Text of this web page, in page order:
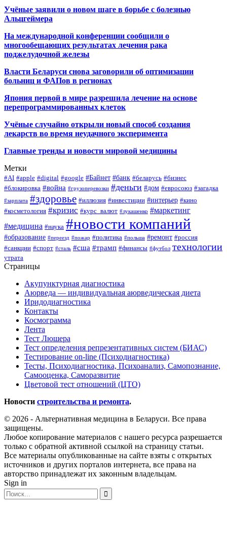
Учёные заявили о новом шаге в борьбе с болезнью
Альцгеймера
На международной конференции сообщили о
многообещающих результатах лечения рака
поджелудочной железы
Власти Беларуси снова заговорили об оптимизации
больниц и ФАПов в регионах
Япония первой в мире разрешила лечение на основе
перепрограммированных клеток
Учёные случайно открыли новый способ создания
лекарств во время неудачного эксперимента
Главные тренды и новости мировой медицины
Метки
#AI #apple #digital #google #Байнет #банк #беларусь #бизнес
#блокировка #война #грузоперевозки #деньги #дом #евросоюз #загадка
#зарплата #здоровье #иллюзия #инвестиции #интерьер #кино
#косметология #кризис #курс_валют #лукашенко #маркетинг
#медицина #наука #новости компаний
#образование #переезд #пожар #политика #польша #ремонт #россия
#санкции #спорт #сталь #сша #трамп #финансы #футбол технологии
утрата
Страницы
Акупунктурная диагностика
Аюрведа — индивидуальная аюрведическая диета
Иридодиагностика
Контакты
Космограмма
Лента
Тест Люшера
Тест определения репрезентативных систем (БИАС)
Тестирование on-line (Психодиагностика)
Тесты, Психодиагностика, Психоанализ, Самопознание,
Самооценка, Саморазвитие
Цветовой тест отношений (ЦТО)
Новости строительства и ремонта.
© 2026 - Альтернативная медицина в Беларуси. Все права
защищены.
Любое копирование материалов с нашего ресурса разрешается
только с обратной активной ссылкой на страницу статьи.
Все материалы опубликованные на сайте взяты с открытых
источников и других порталов интернета, все права на
авторство принадлежат их законным владельцам.
Sign in